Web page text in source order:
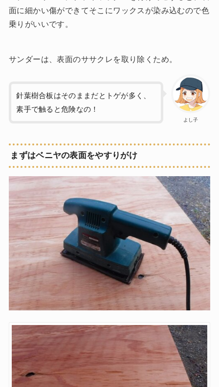
面に細かい傷ができてそこにワックスが染み込むので色
乗りがいいです。
サンダーは、表面のササクレを取り除くため。
よし子
針葉樹合板はそのままだとトゲが多く、
素手で触ると危険なの！
まずはベニヤの表面をやすりがけ